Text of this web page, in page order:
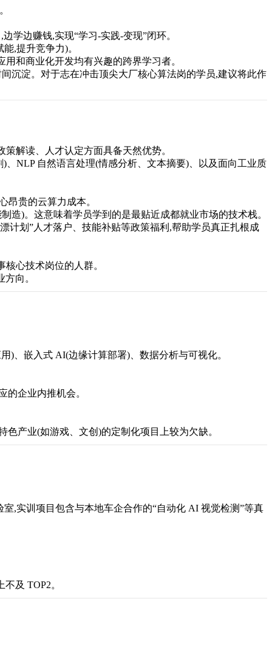
学边赚钱,实现“学习-实践-变现”闭环。
,提升竞争力)。
和商业化开发均有兴趣的跨界学习者。
沉淀。对于志在冲击顶尖大厂核心算法岗的学员,建议将此作
解读、人才认定方面具备天然优势。
、NLP 自然语言处理(情感分析、文本摘要)、以及面向工业质
昂贵的云算力成本。
造)。这意味着学员学到的是最贴近成都就业市场的技术栈。
计划”人才落户、技能补贴等政策福利,帮助学员真正扎根成
心技术岗位的人群。
向。
)、嵌入式 AI(边缘计算部署)、数据分析与可视化。
的企业内推机会。
产业(如游戏、文创)的定制化项目上较为欠缺。
,实训项目包含与本地车企合作的“自动化 AI 视觉检测”等真
及 TOP2。